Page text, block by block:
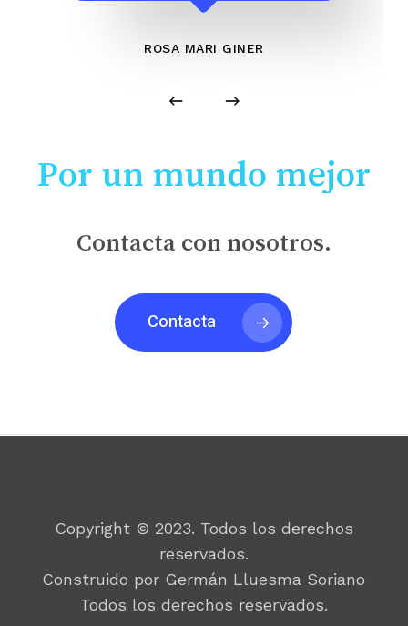
ROSA MARI GINER
Por un mundo mejor
Contacta con nosotros.
Contacta
Copyright © 2023. Todos los derechos
reservados.
Construido por Germán Lluesma Soriano
Todos los derechos reservados.